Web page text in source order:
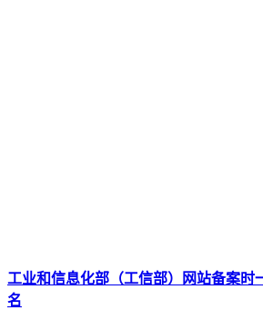
工业和信息化部（工信部）网站备案时
名